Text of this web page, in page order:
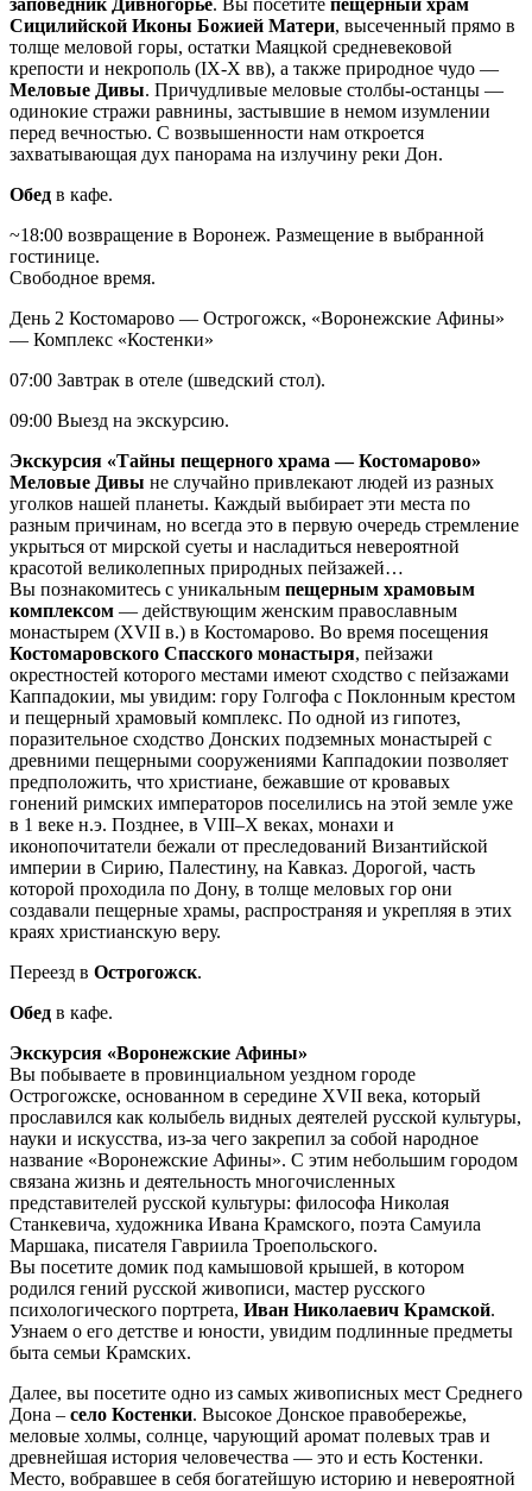
Сицилийской Иконы Божией Матери, высеченный прямо в
толще меловой горы, остатки Маяцкой средневековой
крепости и некрополь (IX-X вв), а также природное чудо —
Меловые Дивы. Причудливые меловые столбы-останцы —
одинокие стражи равнины, застывшие в немом изумлении
перед вечностью. С возвышенности нам откроется
захватывающая дух панорама на излучину реки Дон.
Обед в кафе.
~18:00 возвращение в Воронеж. Размещение в выбранной
гостинице.
Свободное время.
День 2 Костомарово — Острогожск, «Воронежские Афины»
— Комплекс «Костенки»
07:00 Завтрак в отеле (шведский стол).
09:00 Выезд на экскурсию.
Экскурсия «Тайны пещерного храма — Костомарово»
Меловые Дивы не случайно привлекают людей из разных
уголков нашей планеты. Каждый выбирает эти места по
разным причинам, но всегда это в первую очередь стремление
укрыться от мирской суеты и насладиться невероятной
красотой великолепных природных пейзажей…
Вы познакомитесь с уникальным пещерным храмовым
комплексом — действующим женским православным
монастырем (XVII в.) в Костомарово. Во время посещения
Костомаровского Спасского монастыря, пейзажи
окрестностей которого местами имеют сходство с пейзажами
Каппадокии, мы увидим: гору Голгофа с Поклонным крестом
и пещерный храмовый комплекс. По одной из гипотез,
поразительное сходство Донских подземных монастырей с
древними пещерными сооружениями Каппадокии позволяет
предположить, что христиане, бежавшие от кровавых
гонений римских императоров поселились на этой земле уже
в 1 веке н.э. Позднее, в VIII–X веках, монахи и
иконопочитатели бежали от преследований Византийской
империи в Сирию, Палестину, на Кавказ. Дорогой, часть
которой проходила по Дону, в толще меловых гор они
создавали пещерные храмы, распространяя и укрепляя в этих
краях христианскую веру.
Переезд в Острогожск.
Обед в кафе.
Экскурсия «Воронежские Афины»
Вы побываете в провинциальном уездном городе
Острогожске, основанном в середине XVII века, который
прославился как колыбель видных деятелей русской культуры,
науки и искусства, из-за чего закрепил за собой народное
название «Воронежские Афины». С этим небольшим городом
связана жизнь и деятельность многочисленных
представителей русской культуры: философа Николая
Станкевича, художника Ивана Крамского, поэта Самуила
Маршака, писателя Гавриила Троепольского.
Вы посетите домик под камышовой крышей, в котором
родился гений русской живописи, мастер русского
психологического портрета, Иван Николаевич Крамской.
Узнаем о его детстве и юности, увидим подлинные предметы
быта семьи Крамских.
Далее, вы посетите одно из самых живописных мест Среднего
Дона – село Костенки. Высокое Донское правобережье,
меловые холмы, солнце, чарующий аромат полевых трав и
древнейшая история человечества — это и есть Костенки.
Место, вобравшее в себя богатейшую историю и невероятной